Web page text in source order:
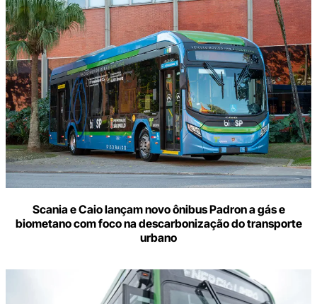
Scania e Caio lançam novo ônibus Padron a gás e
biometano com foco na descarbonização do transporte
urbano